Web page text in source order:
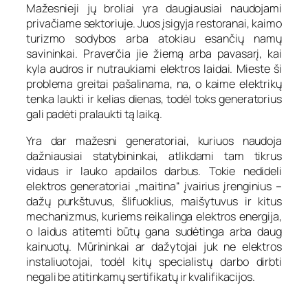
Mažesnieji jų broliai yra daugiausiai naudojami
privačiame sektoriuje. Juos įsigyja restoranai, kaimo
turizmo sodybos arba atokiau esančių namų
savininkai. Praverčia jie žiemą arba pavasarį, kai
kyla audros ir nutraukiami elektros laidai. Mieste ši
problema greitai pašalinama, na, o kaime elektrikų
tenka laukti ir kelias dienas, todėl toks generatorius
gali padėti pralaukti tą laiką.
Yra dar mažesni generatoriai, kuriuos naudoja
dažniausiai statybininkai, atlikdami tam tikrus
vidaus ir lauko apdailos darbus. Tokie nedideli
elektros generatoriai „maitina“ įvairius įrenginius –
dažų purkštuvus, šlifuoklius, maišytuvus ir kitus
mechanizmus, kuriems reikalinga elektros energija,
o laidus atitemti būtų gana sudėtinga arba daug
kainuotų. Mūrininkai ar dažytojai juk ne elektros
instaliuotojai, todėl kitų specialistų darbo dirbti
negali be atitinkamų sertifikatų ir kvalifikacijos.